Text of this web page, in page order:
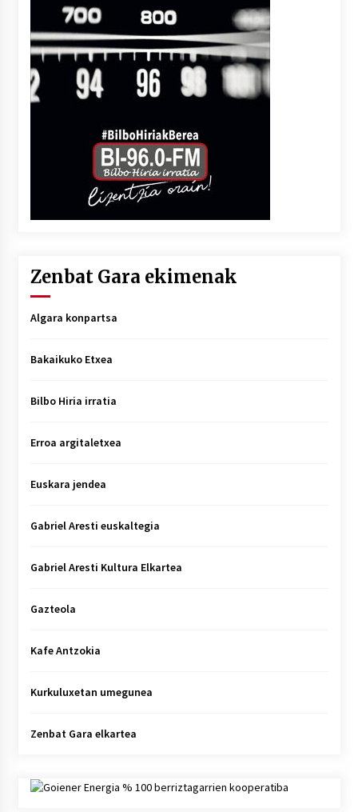
Zenbat Gara ekimenak
Algara konpartsa
Bakaikuko Etxea
Bilbo Hiria irratia
Erroa argitaletxea
Euskara jendea
Gabriel Aresti euskaltegia
Gabriel Aresti Kultura Elkartea
Gazteola
Kafe Antzokia
Kurkuluxetan umegunea
Zenbat Gara elkartea